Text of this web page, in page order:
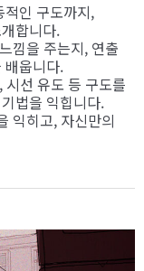
적인 구도까지,
합니다.
낌을 주는지, 연출
배웁니다.
선 유도 등 구도를
법을 익힙니다.
익히고, 자신만의